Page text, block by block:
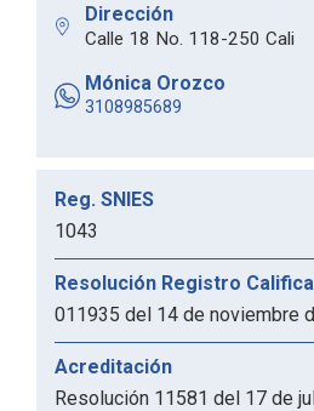
Dirección
Calle 18 No. 118-250 Cali
Mónica Orozco
3108985689
Reg. SNIES
1043
Resolución Registro
011935 del 14 de noviembre
Acreditación
Resolución 11581 del 17 de